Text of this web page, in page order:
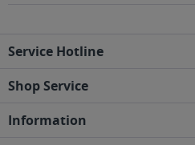
Service Hotline
Shop Service
Information